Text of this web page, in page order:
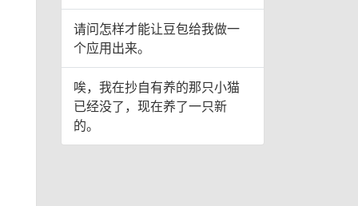
请问怎样才能让豆包给我做一
个应用出来。
唉，我在抄自有养的那只小猫
已经没了，现在养了一只新
的。